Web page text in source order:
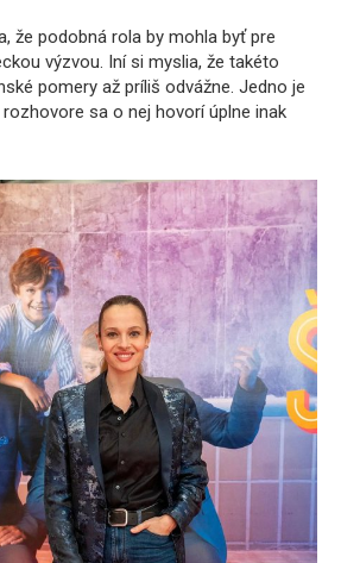
že podobná rola by mohla byť pre
výzvou. Iní si myslia, že takéto
pomery až príliš odvážne. Jedno je
sa o nej hovorí úplne inak